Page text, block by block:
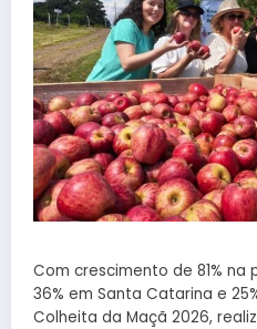
Com crescimento de 81% na
36% em Santa Catarina e
Colheita da Maçã 2026,